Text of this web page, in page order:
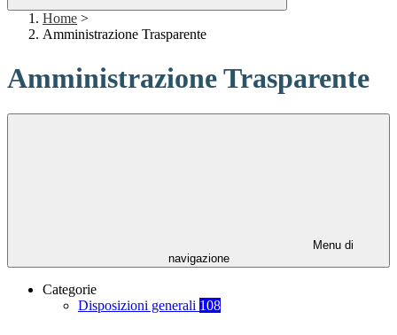
Home >
Amministrazione Trasparente
Amministrazione Trasparente
Menu di
navigazione
Categorie
Disposizioni generali 108